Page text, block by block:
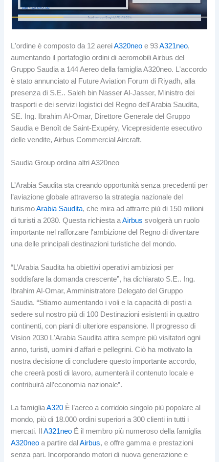
L'ordine è composto da 12 aereiA320neo e 93A321neo,
aumentando il portafoglio ordini di aeromobili Airbus del
Gruppo Saudia a 144 Aereo della famiglia A320neo. L'accordo
è stato annunciato al Future Aviation Forum di Riyadh, alla
presenza di S.E.. Saleh bin Nasser Al-Jasser, Ministro dei
trasporti e dei servizi logistici del Regno dell'Arabia Saudita,
SE. Ing. Ibrahim Al-Omar, Direttore Generale del Gruppo
Saudia e Benoît de Saint-Exupéry, Vicepresidente esecutivo
delle vendite, Airbus Commercial Aircraft.
Saudia Group ordina altri A320neo
L’Arabia Saudita sta creando opportunità senza precedenti per
l’aviazione globale attraverso la strategia nazionale del
turismoArabia Saudita, che mira ad attrarre più di 150 milioni
di turisti a 2030. Questa richiesta aAirbus svolgerà un ruolo
importante nel rafforzare l'ambizione del Regno di diventare
una delle principali destinazioni turistiche del mondo.
“L’Arabia Saudita ha obiettivi operativi ambiziosi per
soddisfare la domanda crescente”, ha dichiarato S.E.. Ing.
Ibrahim Al-Omar, Amministratore Delegato del Gruppo
Saudia. “Stiamo aumentando i voli e la capacità di posti a
sedere sul nostro più di 100 Destinazioni esistenti in quattro
continenti, con piani di ulteriore espansione. Il progresso di
Vision 2030 L'Arabia Saudita attira sempre più visitatori ogni
anno, turisti, uomini d'affari e pellegrini. Ciò ha motivato la
nostra decisione di concludere questo importante accordo,
che creerà posti di lavoro, aumenterà il contenuto locale e
contribuirà all’economia nazionale”.
La famigliaA320 È l’aereo a corridoio singolo più popolare al
mondo, più di 18.000 ordini superiori a 300 clienti in tutti i
mercati. IlA321neo È il membro più numeroso della famiglia
A320neo a partire dalAirbus, e offre gamma e prestazioni
senza pari. Incorporando motori di nuova generazione e